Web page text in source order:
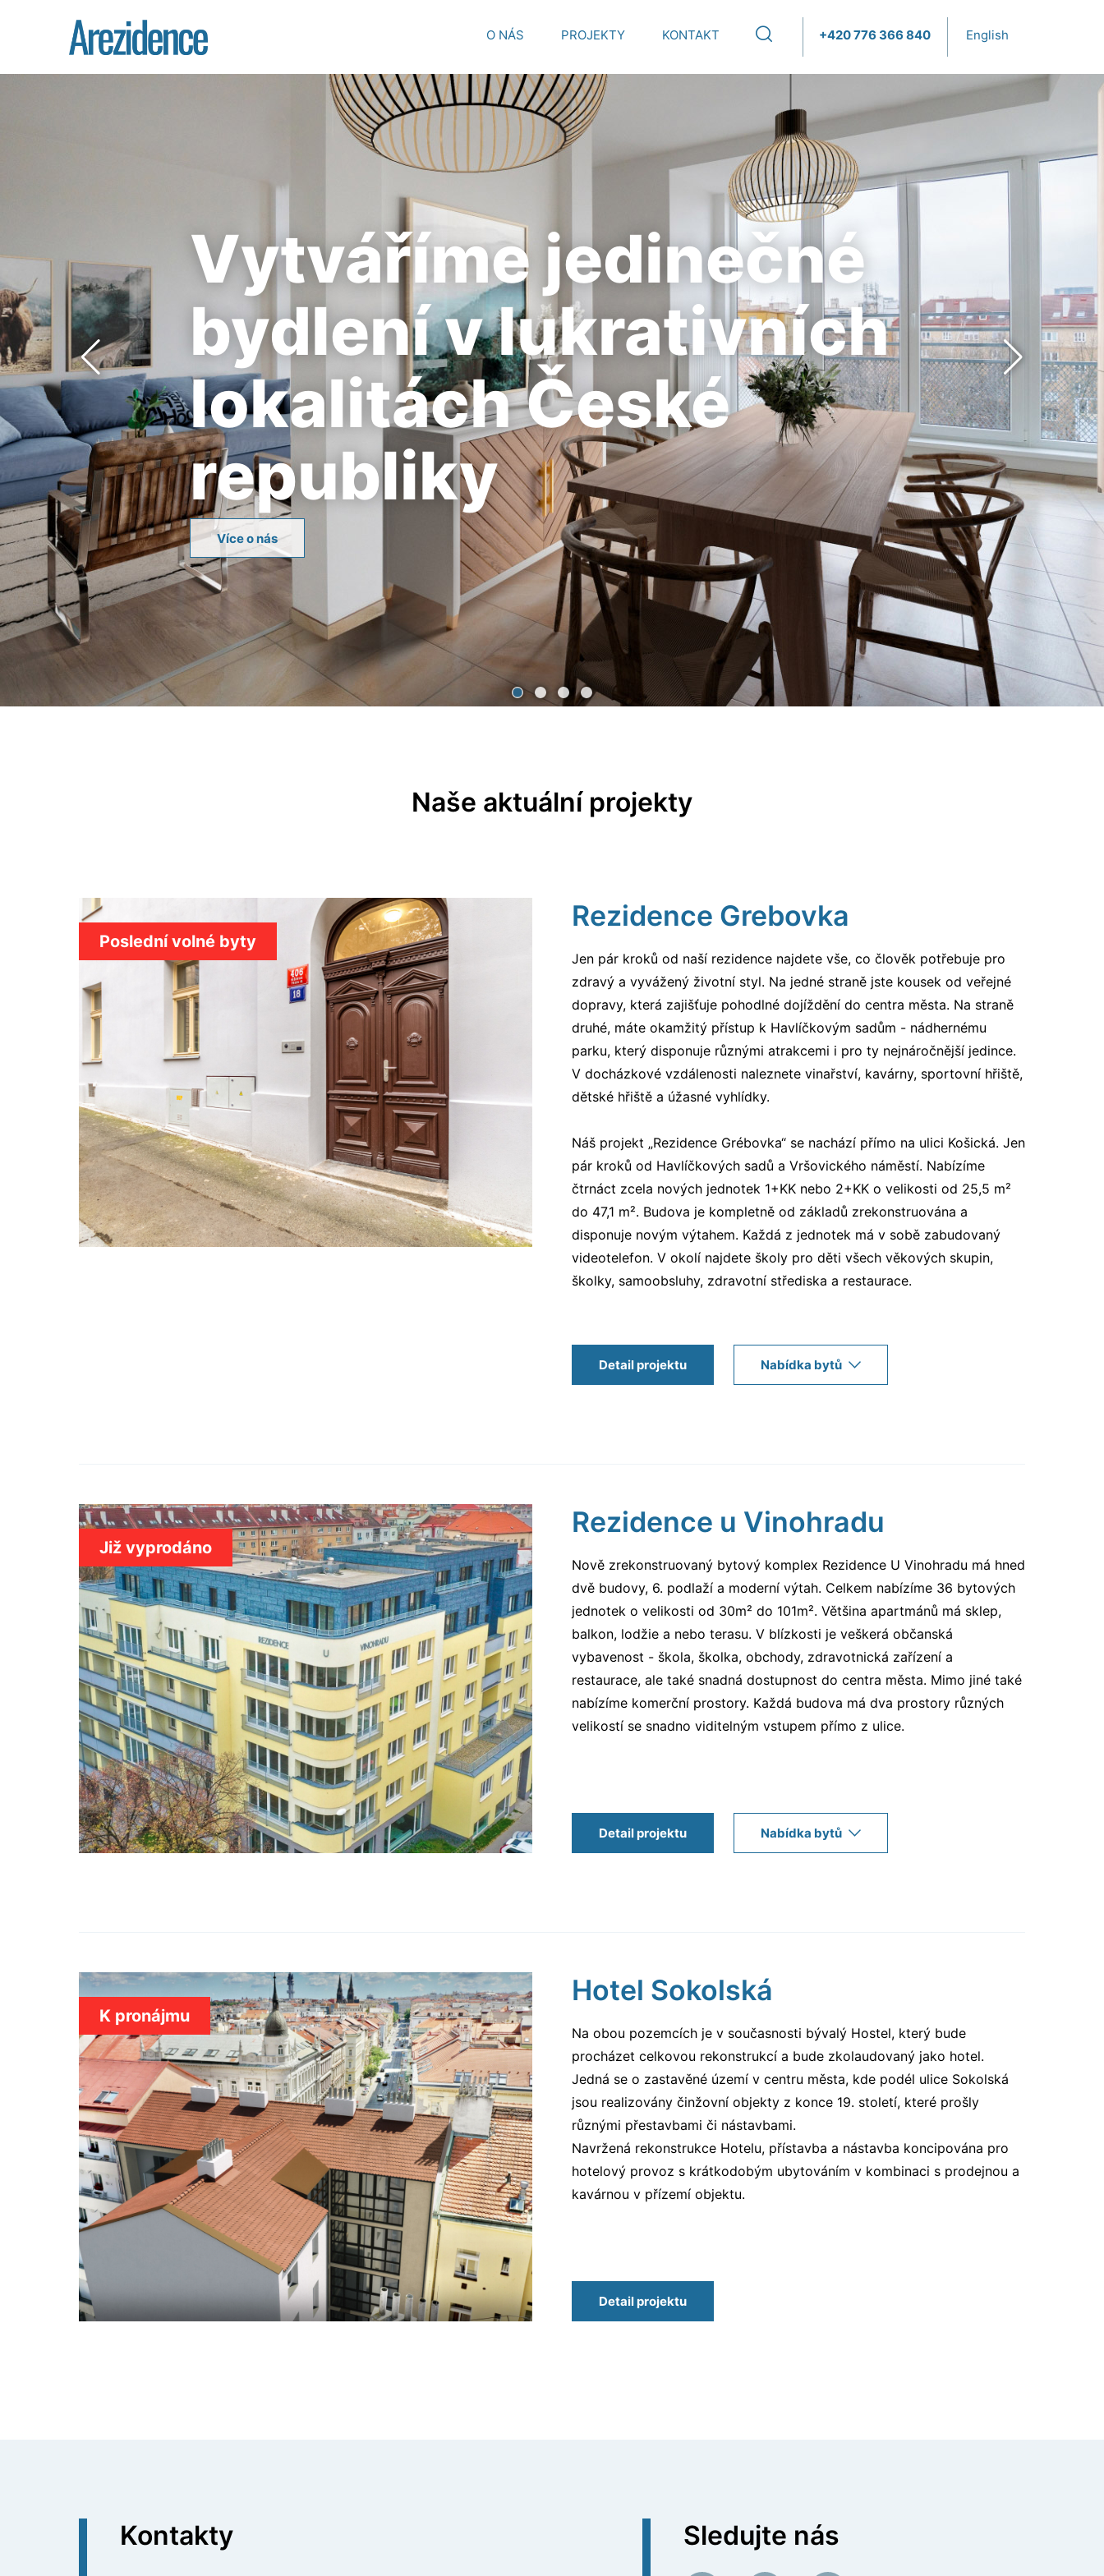
O NÁS PROJEKTY KONTAKT +420 776 366 840 English
Vytváříme jedinečné
bydlení v lukrativních
lokalitách České
republiky
Více o nás
Naše aktuální projekty
Poslední volné byty
Rezidence Grebovka
Jen pár kroků od naší rezidence najdete vše, co člověk potřebuje pro
zdravý a vyvážený životní styl. Na jedné straně jste kousek od veřejné
dopravy, která zajišťuje pohodlné dojíždění do centra města. Na straně
druhé, máte okamžitý přístup k Havlíčkovým sadům - nádhernému
parku, který disponuje různými atrakcemi i pro ty nejnáročnější jedince.
V docházkové vzdálenosti naleznete vinařství, kavárny, sportovní hřiště,
dětské hřiště a úžasné vyhlídky.
Náš projekt „Rezidence Grébovka“ se nachází přímo na ulici Košická. Jen
pár kroků od Havlíčkových sadů a Vršovického náměstí. Nabízíme
čtrnáct zcela nových jednotek 1+KK nebo 2+KK o velikosti od 25,5 m²
do 47,1 m². Budova je kompletně od základů zrekonstruována a
disponuje novým výtahem. Každá z jednotek má v sobě zabudovaný
videotelefon. V okolí najdete školy pro děti všech věkových skupin,
školky, samoobsluhy, zdravotní střediska a restaurace.
Detail projektu Nabídka bytů
Již vyprodáno
Rezidence u Vinohradu
Nově zrekonstruovaný bytový komplex Rezidence U Vinohradu má hned
dvě budovy, 6. podlaží a moderní výtah. Celkem nabízíme 36 bytových
jednotek o velikosti od 30m² do 101m². Většina apartmánů má sklep,
balkon, lodžie a nebo terasu. V blízkosti je veškerá občanská
vybavenost - škola, školka, obchody, zdravotnická zařízení a
restaurace, ale také snadná dostupnost do centra města. Mimo jiné také
nabízíme komerční prostory. Každá budova má dva prostory různých
velikostí se snadno viditelným vstupem přímo z ulice.
Detail projektu Nabídka bytů
K pronájmu
Hotel Sokolská
Na obou pozemcích je v současnosti bývalý Hostel, který bude
procházet celkovou rekonstrukcí a bude zkolaudovaný jako hotel.
Jedná se o zastavěné území v centru města, kde podél ulice Sokolská
jsou realizovány činžovní objekty z konce 19. století, které prošly
různými přestavbami či nástavbami.
Navržená rekonstrukce Hotelu, přístavba a nástavba koncipována pro
hotelový provoz s krátkodobým ubytováním v kombinaci s prodejnou a
kavárnou v přízemí objektu.
Detail projektu
Kontakty Sledujte nás